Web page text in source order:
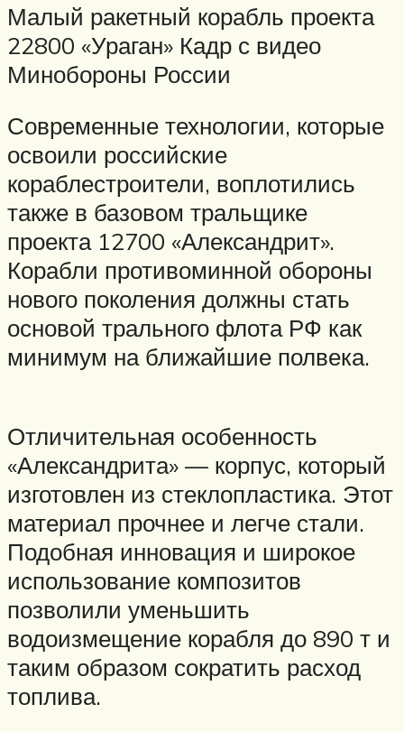
Малый ракетный корабль проекта
22800 «Ураган» Кадр с видео
Минобороны России
Современные технологии, которые
освоили российские
кораблестроители, воплотились
также в базовом тральщике
проекта 12700 «Александрит».
Корабли противоминной обороны
нового поколения должны стать
основой трального флота РФ как
минимум на ближайшие полвека.
Отличительная особенность
«Александрита» — корпус, который
изготовлен из стеклопластика. Этот
материал прочнее и легче стали.
Подобная инновация и широкое
использование композитов
позволили уменьшить
водоизмещение корабля до 890 т и
таким образом сократить расход
топлива.